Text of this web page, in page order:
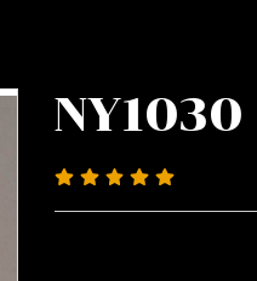
NY1030